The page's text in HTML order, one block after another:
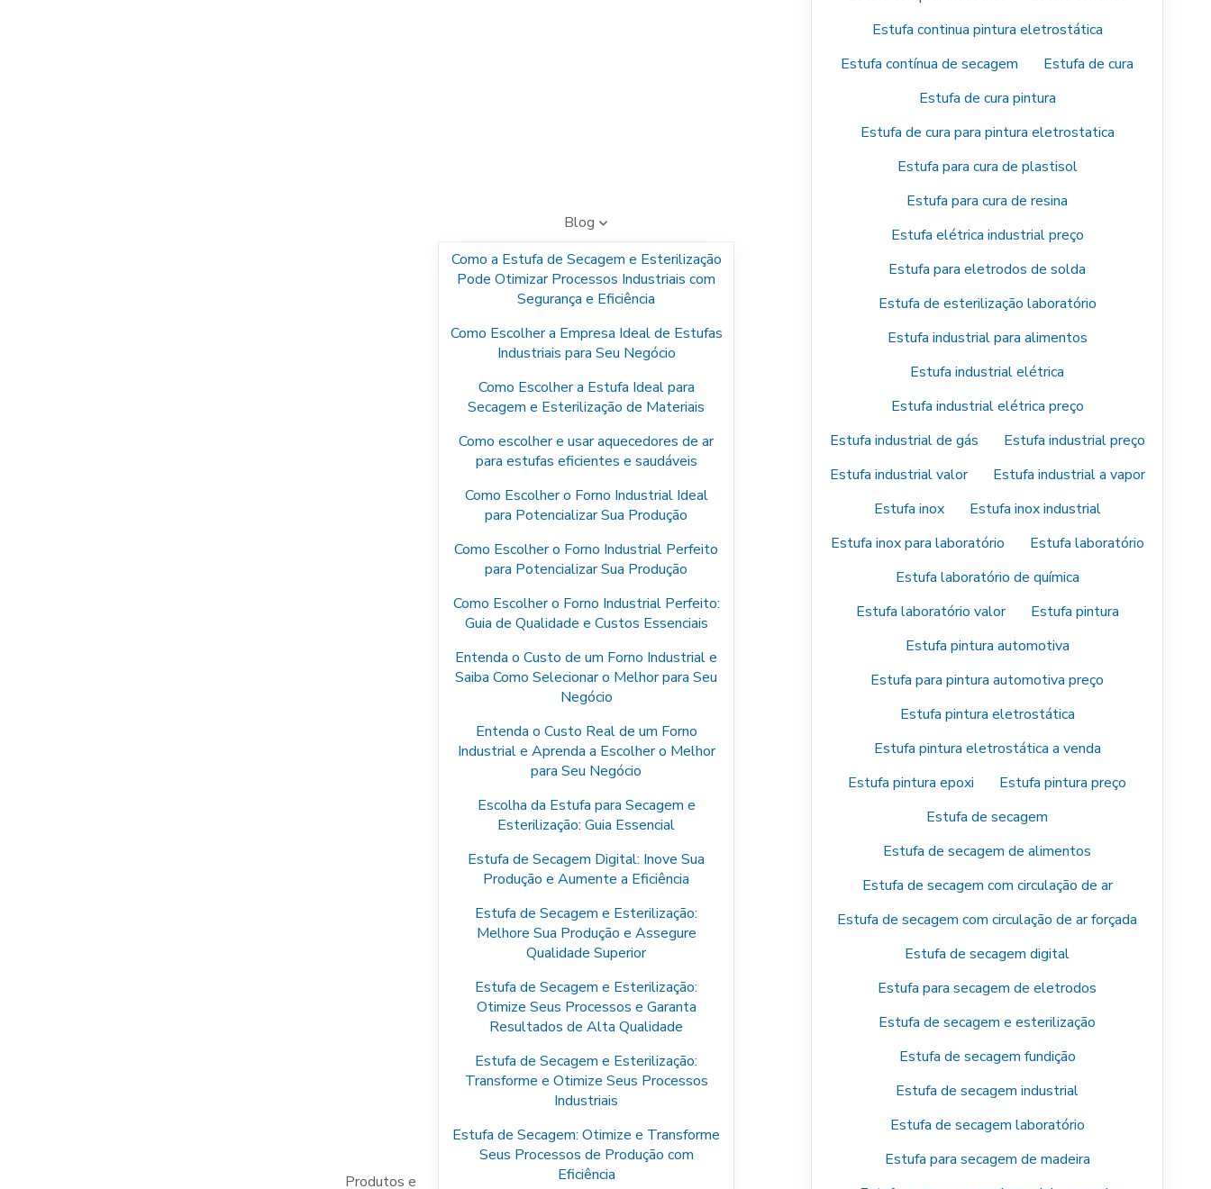
Produtos e
Blog
Como a Estufa de Secagem e Esterilização
Pode Otimizar Processos Industriais com
Segurança e Eficiência
Como Escolher a Empresa Ideal de Estufas
Industriais para Seu Negócio
Como Escolher a Estufa Ideal para
Secagem e Esterilização de Materiais
Como escolher e usar aquecedores de ar
para estufas eficientes e saudáveis
Como Escolher o Forno Industrial Ideal
para Potencializar Sua Produção
Como Escolher o Forno Industrial Perfeito
para Potencializar Sua Produção
Como Escolher o Forno Industrial Perfeito:
Guia de Qualidade e Custos Essenciais
Entenda o Custo de um Forno Industrial e
Saiba Como Selecionar o Melhor para Seu
Negócio
Entenda o Custo Real de um Forno
Industrial e Aprenda a Escolher o Melhor
para Seu Negócio
Escolha da Estufa para Secagem e
Esterilização: Guia Essencial
Estufa de Secagem Digital: Inove Sua
Produção e Aumente a Eficiência
Estufa de Secagem e Esterilização:
Melhore Sua Produção e Assegure
Qualidade Superior
Estufa de Secagem e Esterilização:
Otimize Seus Processos e Garanta
Resultados de Alta Qualidade
Estufa de Secagem e Esterilização:
Transforme e Otimize Seus Processos
Industriais
Estufa de Secagem: Otimize e Transforme
Seus Processos de Produção com
Eficiência
Estufa continua pintura eletrostática
Estufa contínua de secagem
Estufa de cura
Estufa de cura pintura
Estufa de cura para pintura eletrostatica
Estufa para cura de plastisol
Estufa para cura de resina
Estufa elétrica industrial preço
Estufa para eletrodos de solda
Estufa de esterilização laboratório
Estufa industrial para alimentos
Estufa industrial elétrica
Estufa industrial elétrica preço
Estufa industrial de gás
Estufa industrial preço
Estufa industrial valor
Estufa industrial a vapor
Estufa inox
Estufa inox industrial
Estufa inox para laboratório
Estufa laboratório
Estufa laboratório de química
Estufa laboratório valor
Estufa pintura
Estufa pintura automotiva
Estufa para pintura automotiva preço
Estufa pintura eletrostática
Estufa pintura eletrostática a venda
Estufa pintura epoxi
Estufa pintura preço
Estufa de secagem
Estufa de secagem de alimentos
Estufa de secagem com circulação de ar
Estufa de secagem com circulação de ar forçada
Estufa de secagem digital
Estufa para secagem de eletrodos
Estufa de secagem e esterilização
Estufa de secagem fundição
Estufa de secagem industrial
Estufa de secagem laboratório
Estufa para secagem de madeira